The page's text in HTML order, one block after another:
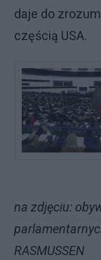
daje do
częścią USA.
na zdjęciu:
RASMUSSEN